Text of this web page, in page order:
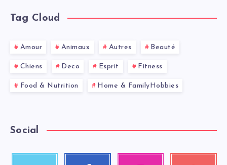
Tag Cloud
Amour Animaux Autres Beauté
Chiens Deco Esprit Fitness
Food & Nutrition Home & FamilyHobbies
Social